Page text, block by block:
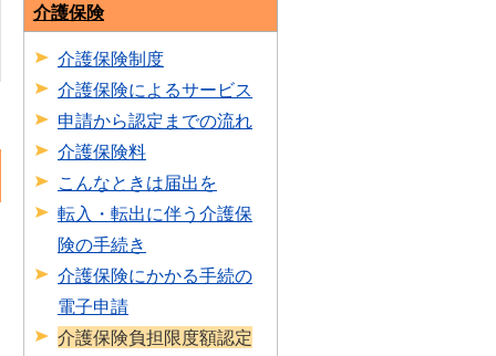
介護保険
介護保険制度
介護保険によるサービス
申請から認定までの流れ
介護保険料
こんなときは届出を
転入・転出に伴う介護保
険の手続き
介護保険にかかる手続の
電子申請
介護保険負担限度額認定